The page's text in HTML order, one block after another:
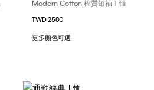
Modern Cotton 棉質短袖 T 恤
TWD 2580
更多顏色可選